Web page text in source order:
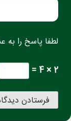
لطفا پاسخ را به
2 × 4 =